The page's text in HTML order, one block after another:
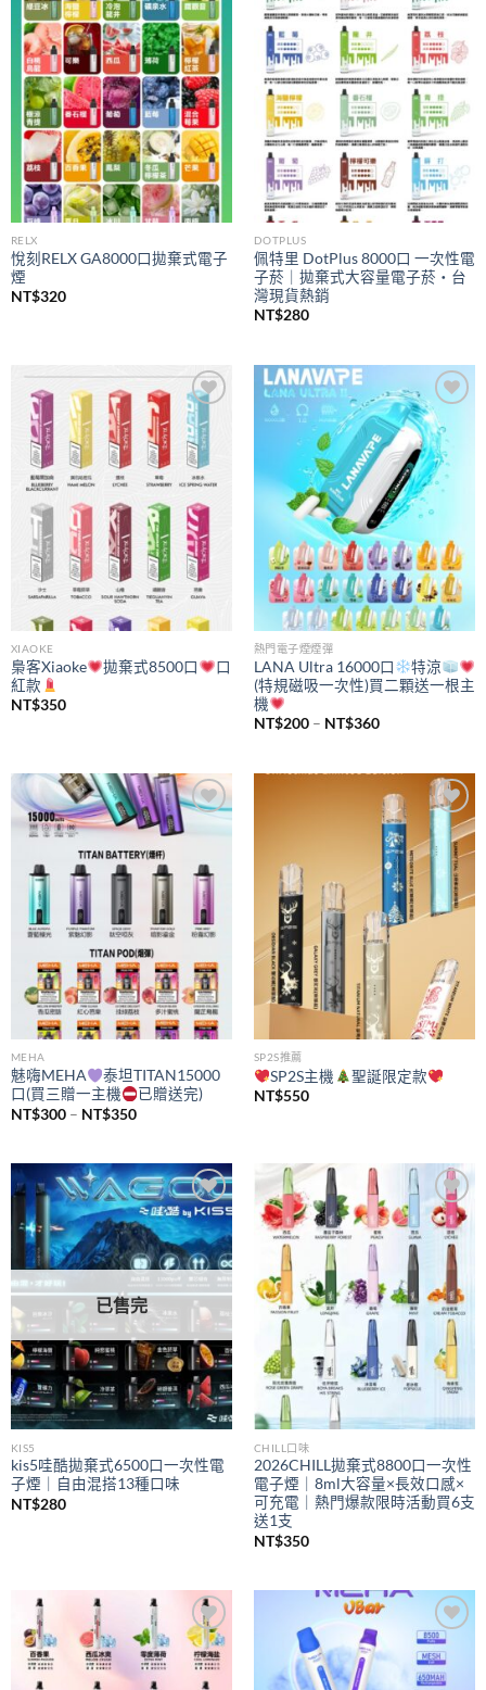
Add to
wishlist
RELX
悅刻RELX GA8000口拋棄式電子
煙
NT$320
Add to
DOTPLUS
佩特里 DotPlus 8000口 一次性電
子菸｜拋棄式大容量電子菸・台
灣現貨熱銷
NT$280
Add to
wishlist
XIAOKE
梟客Xiaoke 拋棄式8500口
口
紅款
NT$350
Add to
wishlist
熱門電子煙煙彈
LANA Ultra 16000口
特涼
(特規磁吸一次性)買二顆送一根主
機
NT$200 – NT$360價
NT$200
到
NT$360
Add to
MEHA
魅嗨MEHA
泰坦TITAN15000
口(買三贈一主機
已贈送完)
NT$300 – NT$350價
NT$300
到
NT$350
Add to
wishlist
SP2S推薦
SP2S主機
聖誕限定款
NT$550
Add to
wishlist
已售完
KIS5
kis5哇酷拋棄式6500口一次性電
子煙｜自由混搭13種口味
NT$280
Add to
wishlist
CHILL口味
2026CHILL拋棄式8800口一次性
電子煙｜8ml大容量×長效口感×
可充電｜熱門爆款限時活動買6支
送1支
NT$350
Add to
wishlist
Add to
wishlist